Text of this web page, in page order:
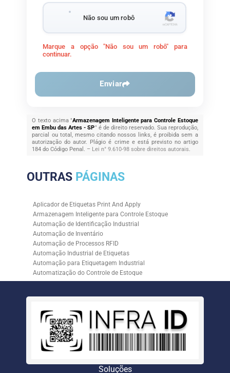
Não sou um robô
Marque a opção "Não sou um robô" para
continuar.
Enviar
O texto acima "Armazenagem Inteligente para Controle Estoque
em Embu das Artes - SP" é de direito reservado. Sua reprodução,
parcial ou total, mesmo citando nossos links, é proibida sem a
autorização do autor. Plágio é crime e está previsto no artigo
184 do Código Penal. – Lei n° 9.610-98 sobre direitos autorais.
OUTRAS PÁGINAS
Aplicador de Etiquetas Print And Apply
Armazenagem Inteligente para Controle Estoque
Automação de Identificação Industrial
Automação de Inventário
Automação de Processos RFID
Automação Industrial de Etiquetas
Automação para Etiquetagem Industrial
Automatização do Controle de Estoque
Controle de Estoque com RFID
Empresa de Automação para Processos Logísticos
Empresa de Rastreabilidade Industrial
Empresa de Soluções para Etiquetagem
Empresa Especializada em Inventário de Estoque
Etiqueta RFID para Controle de Estoque
Inventário de Estoque Automatizado
Soluções